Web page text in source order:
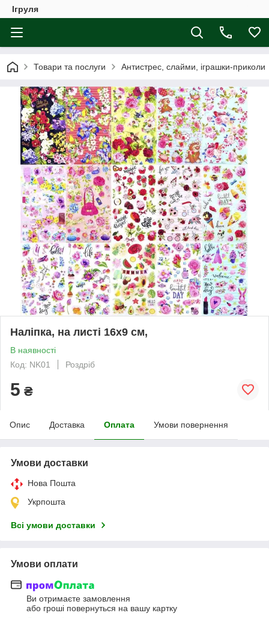
Ігруля
Товари та послуги Антистрес, слайми, іграшки-приколи
Наліпка, на листі 16х9 см,
В наявності
Код: NK01
Роздріб
5 ₴
Опис Доставка Оплата Умови повернення
Умови доставки
Нова Пошта
Укрпошта
Всі умови доставки
Умови оплати
Ви отримаєте замовлення
або гроші повернуться на вашу картку